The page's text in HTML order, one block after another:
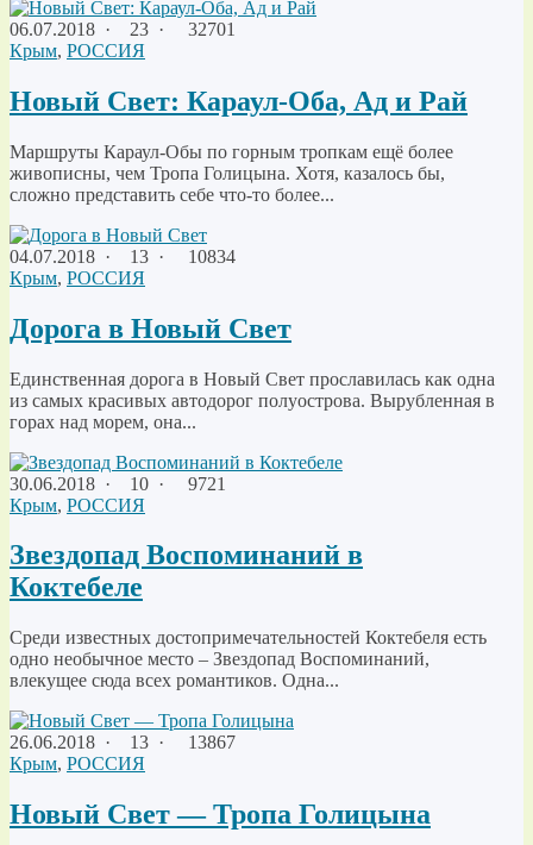
06.07.2018 · 23 ·
32701
Крым, РОССИЯ
Новый Свет: Караул-Оба, Ад и Рай
Маршруты Караул-Обы по горным тропкам ещё более
живописны, чем Тропа Голицына. Хотя, казалось бы,
сложно представить себе что-то более...
04.07.2018 · 13 ·
10834
Крым, РОССИЯ
Дорога в Новый Свет
Единственная дорога в Новый Свет прославилась как одна
из самых красивых автодорог полуострова. Вырубленная в
горах над морем, она...
30.06.2018 · 10 ·
9721
Крым, РОССИЯ
Звездопад Воспоминаний в
Коктебеле
Среди известных достопримечательностей Коктебеля есть
одно необычное место – Звездопад Воспоминаний,
влекущее сюда всех романтиков. Одна...
26.06.2018 · 13 ·
13867
Крым, РОССИЯ
Новый Свет — Тропа Голицына